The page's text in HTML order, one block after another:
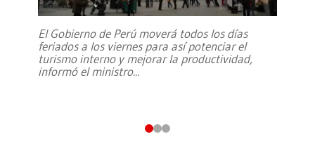
El Gobierno de Perú moverá todos los días
feriados a los viernes para así potenciar el
turismo interno y mejorar la productividad,
informó el ministro...